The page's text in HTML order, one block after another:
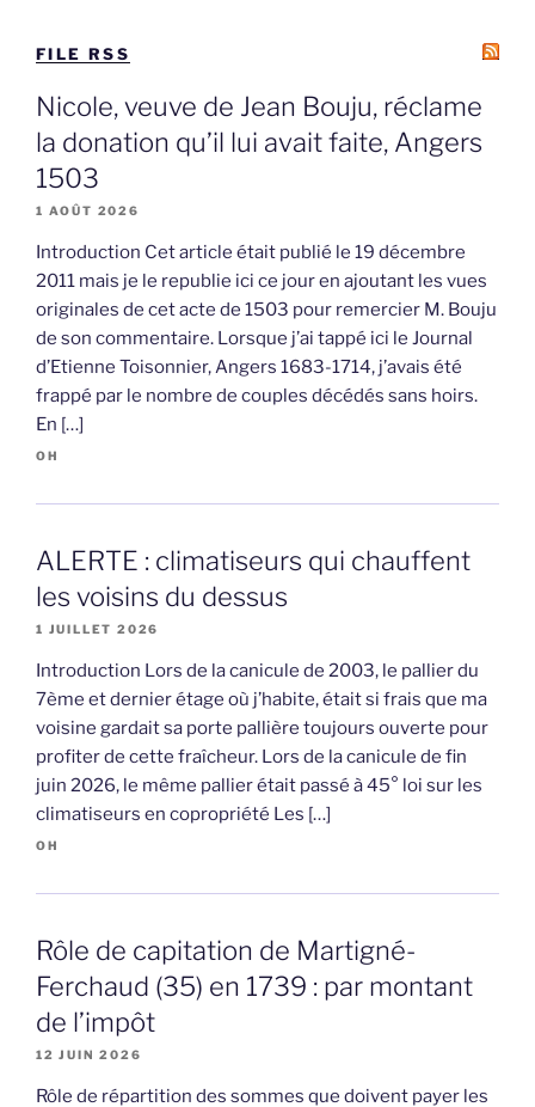
FILE RSS
Nicole, veuve de Jean Bouju, réclame
la donation qu’il lui avait faite, Angers
1503
1 AOÛT 2026
Introduction Cet article était publié le 19 décembre
2011 mais je le republie ici ce jour en ajoutant les vues
originales de cet acte de 1503 pour remercier M. Bouju
de son commentaire. Lorsque j’ai tappé ici le Journal
d’Etienne Toisonnier, Angers 1683-1714, j’avais été
frappé par le nombre de couples décédés sans hoirs.
En […]
OH
ALERTE : climatiseurs qui chauffent
les voisins du dessus
1 JUILLET 2026
Introduction Lors de la canicule de 2003, le pallier du
7ème et dernier étage où j’habite, était si frais que ma
voisine gardait sa porte pallière toujours ouverte pour
profiter de cette fraîcheur. Lors de la canicule de fin
juin 2026, le même pallier était passé à 45° loi sur les
climatiseurs en copropriété Les […]
OH
Rôle de capitation de Martigné-
Ferchaud (35) en 1739 : par montant
de l’impôt
12 JUIN 2026
Rôle de répartition des sommes que doivent payer les